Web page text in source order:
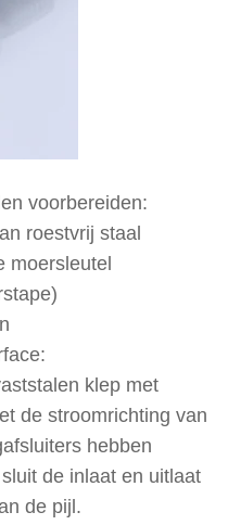
voorbereiden:
roestvrij staal
moersleutel
klep met
de stroomrichting van
hebben
de inlaat en uitlaat
de pijl.